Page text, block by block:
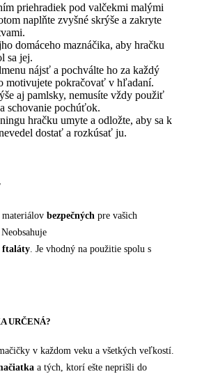
priehradiek pod valčekmi malými
naplňte zvyšné skrýše a zakryte
domáceho maznáčika, aby hračku
sa jej.
nájsť a pochválte ho za každý
motivujete pokračovať v hľadaní.
aj pamlsky, nemusíte vždy použiť
schovanie pochúťok.
hračku umyte a odložte, aby sa k
dostať a rozkúsať ju.
bezpečných pre vašich
ftaláty. Je vhodný na použitie spolu s
URČENÁ?
v každom veku a všetkých veľkostí.
a tých, ktorí ešte neprišli do